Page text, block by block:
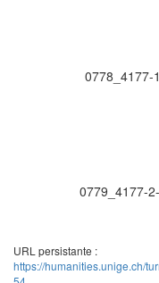
0778_4177-
0779_4177-
URL persistante :
https://humanities.unige.ch/